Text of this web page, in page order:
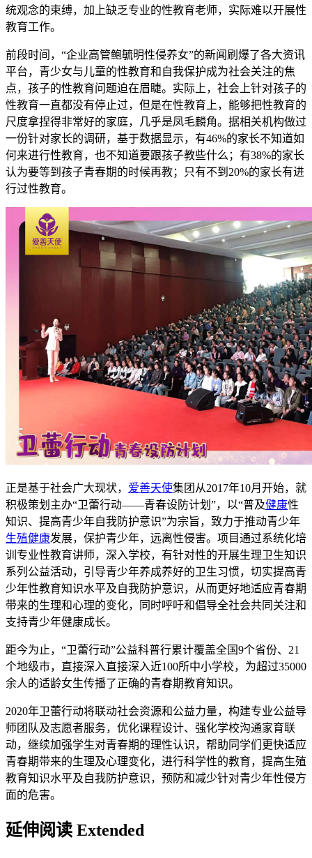
统观念的束缚，加上缺乏专业的性教育老师，实际难以开展性
教育工作。
前段时间，“企业高管鲍毓明性侵养女”的新闻刷爆了各大资讯
平台，青少女与儿童的性教育和自我保护成为社会关注的焦
点，孩子的性教育问题迫在眉睫。实际上，社会上针对孩子的
性教育一直都没有停止过，但是在性教育上，能够把性教育的
尺度拿捏得非常好的家庭，几乎是凤毛麟角。据相关机构做过
一份针对家长的调研，基于数据显示，有46%的家长不知道如
何来进行性教育，也不知道要跟孩子教些什么；有38%的家长
认为要等到孩子青春期的时候再教；只有不到20%的家长有进
行过性教育。
正是基于社会广大现状， 爱善天使集团从2017年10月开始，就
积极策划主办“卫蕾行动——青春设防计划”，以“普及健康性
知识、提高青少年自我防护意识”为宗旨，致力于推动青少年
生殖健康发展，保护青少年，远离性侵害。项目通过系统化培
训专业性教育讲师，深入学校，有针对性的开展生理卫生知识
系列公益活动，引导青少年养成养好的卫生习惯，切实提高青
少年性教育知识水平及自我防护意识，从而更好地适应青春期
带来的生理和心理的变化，同时呼吁和倡导全社会共同关注和
支持青少年健康成长。
距今为止，“卫蕾行动”公益科普行累计覆盖全国9个省份、21
个地级市，直接深入直接深入近100所中小学校，为超过35000
余人的适龄女生传播了正确的青春期教育知识。
2020年卫蕾行动将联动社会资源和公益力量，构建专业公益导
师团队及志愿者服务，优化课程设计、强化学校沟通家育联
动，继续加强学生对青春期的理性认识，帮助同学们更快适应
青春期带来的生理及心理变化，进行科学性的教育，提高生殖
教育知识水平及自我防护意识，预防和减少针对青少年性侵方
面的危害。
延伸阅读 Extended